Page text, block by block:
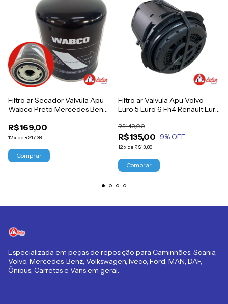
Filtro ar Secador Valvula Apu
Wabco Preto Mercedes Benz
R$169,00
12x de R$17,38
Filtro ar Valvula Apu Volvo
Euro 5 Euro 6 Fh4 Renault Euro
R$135,00
R$149,00
9% OFF
12x de R$13,89
Especializada em peças de reposição para Caminhões: Scania,
Volvo, Mercedes-Benz, Volkswagen, Iveco, Ford, MAN, DAF,
Ônibus, Carretas e Vans em geral.